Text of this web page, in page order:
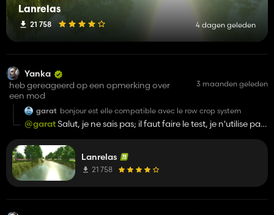
Lanrelas
21 758 4 dagen geleden
Yanka
heb gereageerd op een opmerking over
een mod
3 maanden geleden
garat bonjour est elle compatible avec le row crop system
@garatSalut, je ne sais pas; il faut faire le test, je n'utilise pas
Merci de me faire un retour :)
Lanrelas
21 758